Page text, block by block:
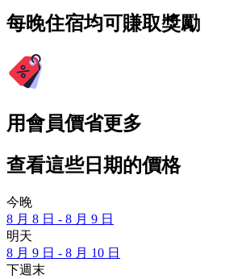
每晚住宿均可賺取獎勵
用會員價省更多
查看這些日期的價格
今晚
8 月 8 日 - 8 月 9 日
明天
8 月 9 日 - 8 月 10 日
下週末